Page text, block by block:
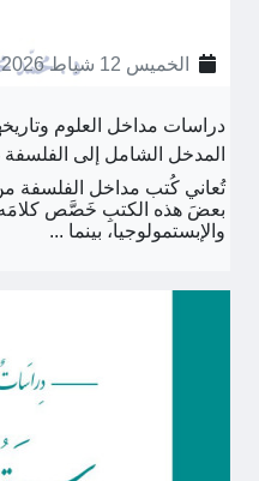
الخميس 12 شباط 2026
دراسات مداخل العلوم
المدخل الشامل إلى
تُعاني كُتب مداخل الفلسفة
بعضَ هذه الكتبِ خَصَّص كلامَه
والإبستمولوجيا، بينما ...